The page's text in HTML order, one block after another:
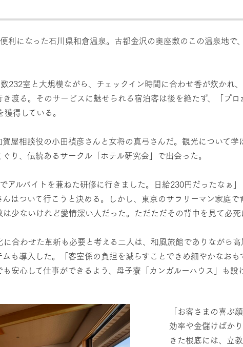
利になった石川県和倉温泉。古都金沢の奥座敷のこの温泉地
232室と大規模ながら、チェックイン時間に合わせ香が炊かれ
渡る。そのサービスに魅せられる宿泊客は後を絶たず、「プ
得している。
屋相談役の小田禎彦さんと女将の真弓さんだ。観光について
り、伝統あるサークル「ホテル研究会」で出会った。
アルバイトを兼ねた研修に行きました。日給230円だったなぁ
はついて行こうと決める。しかし、東京のサラリーマン家庭
少ないけれど愛情深い人だった。ただただその背中を見て必死
合わせた革新も必要と考える二人は、和風旅館でありながら
も導入した。「客室係の負担を減らすことできめ細やかなお
安心して仕事ができるよう、母子寮「カンガルーハウス」も設
「お客さまの喜ぶ
効率や金儲けばか
きた根底には、立